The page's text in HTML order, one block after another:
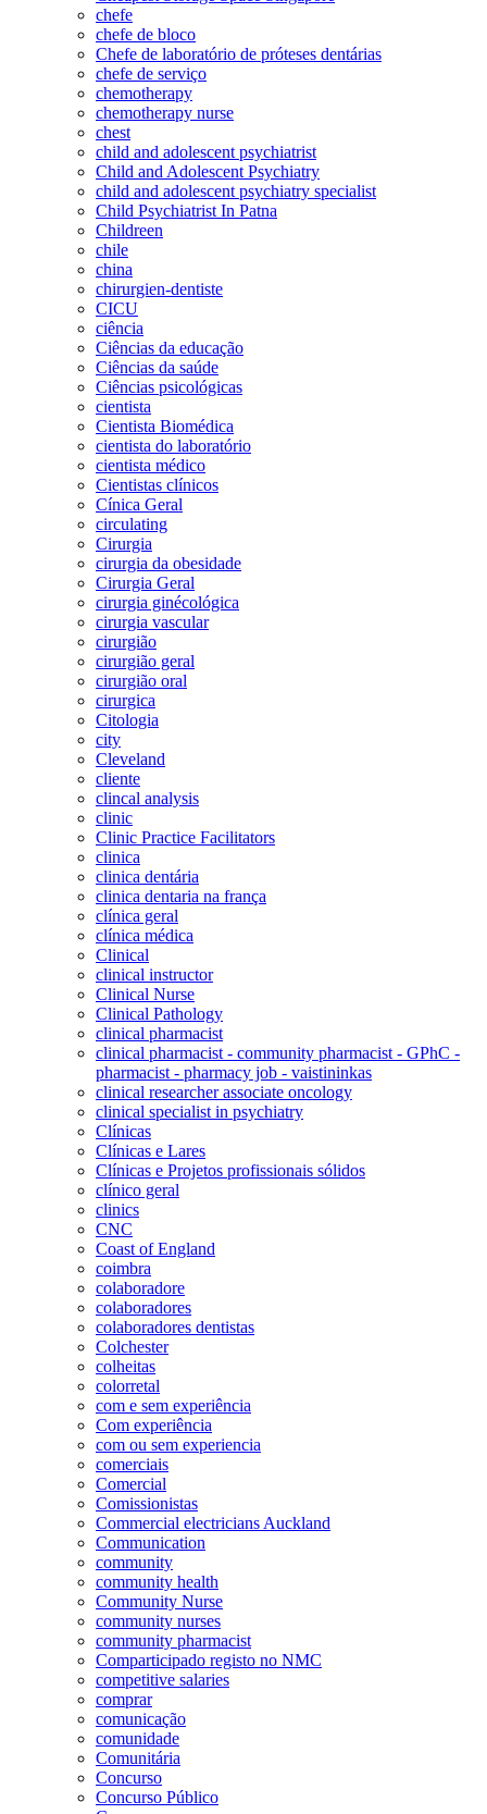
chefe
chefe de bloco
Chefe de laboratório de próteses dentárias
chefe de serviço
chemotherapy
chemotherapy nurse
chest
child and adolescent psychiatrist
Child and Adolescent Psychiatry
child and adolescent psychiatry specialist
Child Psychiatrist In Patna
Childreen
chile
china
chirurgien-dentiste
CICU
ciência
Ciências da educação
Ciências da saúde
Ciências psicológicas
cientista
Cientista Biomédica
cientista do laboratório
cientista médico
Cientistas clínicos
Cínica Geral
circulating
Cirurgia
cirurgia da obesidade
Cirurgia Geral
cirurgia ginécológica
cirurgia vascular
cirurgião
cirurgião geral
cirurgião oral
cirurgica
Citologia
city
Cleveland
cliente
clincal analysis
clinic
Clinic Practice Facilitators
clinica
clinica dentária
clinica dentaria na frança
clínica geral
clínica médica
Clinical
clinical instructor
Clinical Nurse
Clinical Pathology
clinical pharmacist
clinical pharmacist - community pharmacist - GPhC -
pharmacist - pharmacy job - vaistininkas
clinical researcher associate oncology
clinical specialist in psychiatry
Clínicas
Clínicas e Lares
Clínicas e Projetos profissionais sólidos
clínico geral
clinics
CNC
Coast of England
coimbra
colaboradore
colaboradores
colaboradores dentistas
Colchester
colheitas
colorretal
com e sem experiência
Com experiência
com ou sem experiencia
comerciais
Comercial
Comissionistas
Commercial electricians Auckland
Communication
community
community health
Community Nurse
community nurses
community pharmacist
Comparticipado registo no NMC
competitive salaries
comprar
comunicação
comunidade
Comunitária
Concurso
Concurso Público